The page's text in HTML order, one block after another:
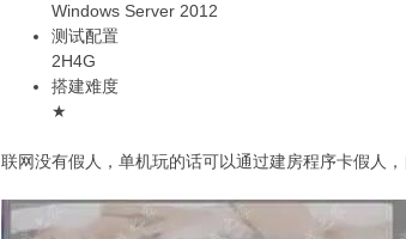
Windows Server 2012
测试配置
2H4G
搭建难度
★
联网没有假人，单机玩的话可以通过建房程序卡假人，